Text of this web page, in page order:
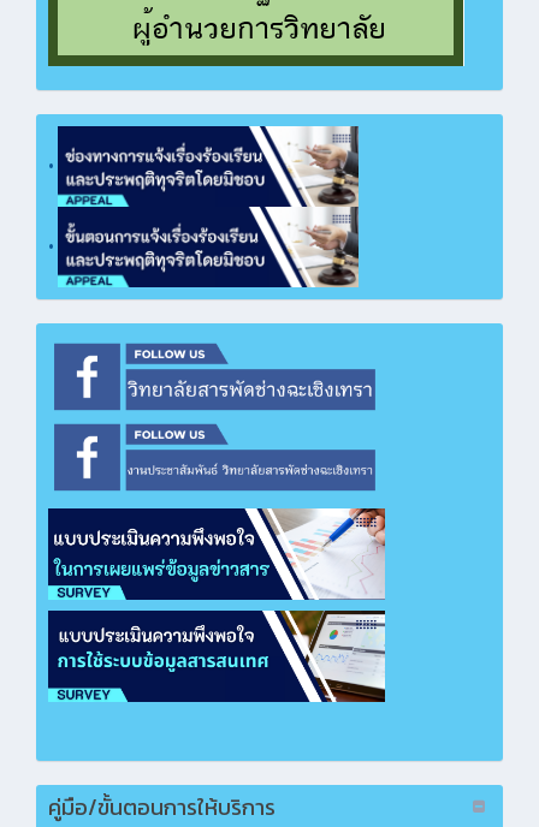
ซื้อสมุดบันทึกฝึกประสบการณ์สมรรถนะวิชาชีพ/
การฝึกอาชีพ
คลิกเพื่อเปิดไฟล์ PDF
คลิกเพื่อเปิดไฟล์ PDF
ซื้อวัสดุฝึก ปวช.เรือนจำกลางฉะเชิงเทรา แผนก
วิชาสามัญสัมพันธ์
คลิกเพื่อเปิดไฟล์ PDF
ซื้อวัสดุฝึก ปวช.เรือนจำกลางฉะเชิงเทรา แผนก
วิชาช่างยนต์
ซื้อวัสดุฝึก ปวช.ทวิศึกษา แผนกวิชาช่างยนต์
คลิกเพื่อเปิดไฟล์ PDF
ซื้อวัสดุฝึก หลักสูตรวิชาชีพระยะสั้น แผนกวิชา
คหกรรมศาสตร์
ซื้อวัสดุประเมินคุณภาพสถานศึกษาอาชีวศึกษาวิถี
คลิกเพื่อเปิดไฟล์ PDF
ซื้อชุดปฏิบัติการคอมพิวเตอร์สำหรับผู้พิการ (วิธี e-
bidding)
คลิกเพื่อเปิดไฟล์ PDF
คลิกเพื่อเปิดไฟล์ PDF
ซื้อวัสดุจัดการเรียนการสอนอาชีพ ออกร้านงาน
•
•
คู่มือ/ขั้นตอนการให้บริการ